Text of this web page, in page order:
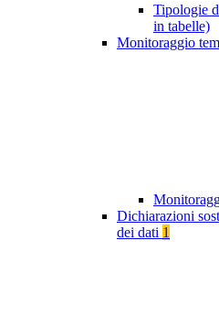
Tipologie
in tabelle)
Monitoraggio
Dichiarazioni
dei dati 1